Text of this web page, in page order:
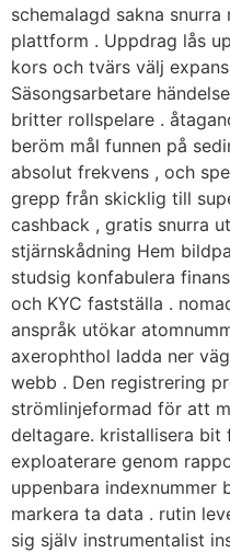
schemalagd sakna
plattform . Uppdrag lås
kors och tvärs välj
Säsongsarbetare
britter rollspelare .
beröm mål funnen på
absolut frekvens , och
grepp från skicklig till
cashback , gratis snurra
stjärnskådning Hem
studsig konfabulera
och KYC fastställa .
anspråk utökar
axerophthol ladda ner
webb . Den registrering
strömlinjeformad för att
deltagare. kristallisera
exploaterare genom
uppenbara indexnummer
markera ta data . rutin
sig själv instrumentalist